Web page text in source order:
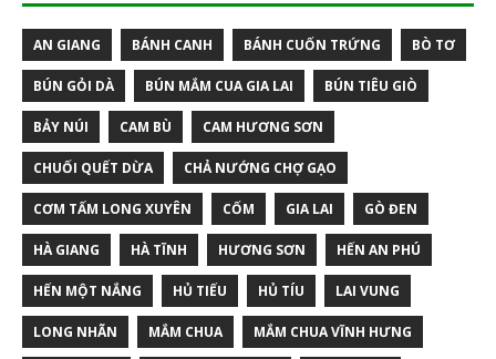
AN GIANG BÁNH CANH BÁNH CUỐN TRỨNG BÒ TƠ
BÚN GỎI DÀ BÚN MẮM CUA GIA LAI BÚN TIÊU GIÒ
BẢY NÚI CAM BÙ CAM HƯƠNG SƠN
CHUỐI QUẾT DỪA CHẢ NƯỚNG CHỢ GẠO
CƠM TẤM LONG XUYÊN CỐM GIA LAI GÒ ĐEN
HÀ GIANG HÀ TĨNH HƯƠNG SƠN HẾN AN PHÚ
HẾN MỘT NẮNG HỦ TIẾU HỦ TÍU LAI VUNG
LONG NHÃN MẮM CHUA MẮM CHUA VĨNH HƯNG